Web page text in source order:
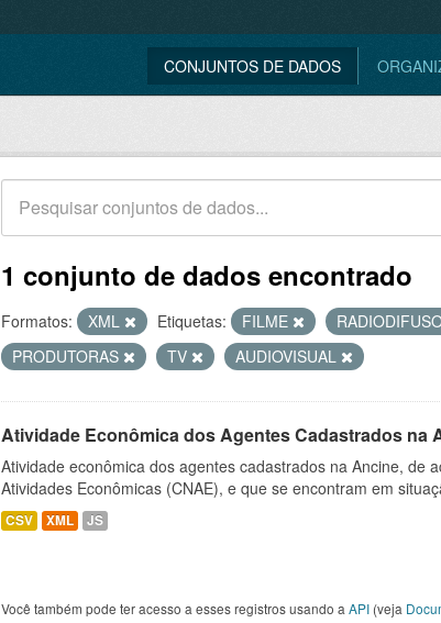
CONJUNTOS DE DADOS
1 conjunto de dados encontrado
Formatos: XML Etiquetas: FILME
PRODUTORAS
TV AUDIOVISUAL
Atividade Econômica dos Agentes Cadastrados na
Atividade econômica dos agentes cadastrados na Ancine, de
Atividades Econômicas (CNAE), e que se encontram em
CSV XML JS
Você também pode ter acesso a esses registros usando a API (veja